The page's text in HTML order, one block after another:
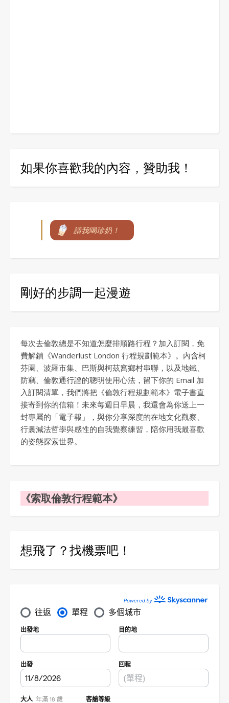
如果你喜歡我的內容，贊助我！
請我喝珍奶！
剛好的步調一起漫遊
每次去倫敦總是不知道怎麼排順路行程？加入訂閱，免
費解鎖《Wanderlust London 行程規劃範本》。內含柯
芬園、波羅市集、巴斯與柯茲窩鄉村串聯，以及地鐵、
防竊、倫敦通行證的聰明使用心法，留下你的 Email 加
入訂閱清單，我們將把《倫敦行程規劃範本》電子書直
接寄到你的信箱！未來每週日早晨，我還會為你送上一
封專屬的「電子報」，與你分享深度的在地文化觀察、
行囊減法哲學與感性的自我覺察練習，陪你用我最喜歡
的姿態探索世界。
《索取倫敦行程範本》
想飛了？找機票吧！